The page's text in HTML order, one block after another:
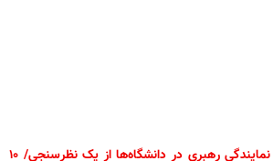
روایت رئیس نهاد نمایندگی رهبری در دانشگاه‌ها از یک نظرسنجی/ ۱۰